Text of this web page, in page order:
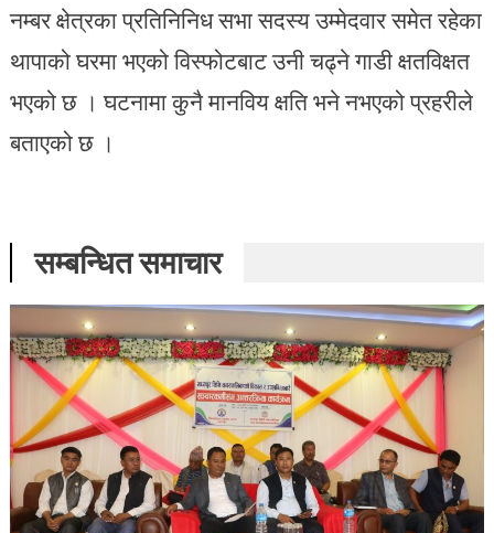
नम्बर क्षेत्रका प्रतिनिनिध सभा सदस्य उम्मेदवार समेत रहेका
थापाको घरमा भएको विस्फोटबाट उनी चढ्‍ने गाडी क्षतविक्षत
भएको छ । घटनामा कुनै मानविय क्षति भने नभएको प्रहरीले
बताएको छ ।
सम्बन्धित समाचार